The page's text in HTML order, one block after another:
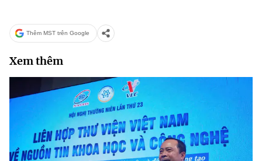
Thêm MST trên Google
Xem thêm